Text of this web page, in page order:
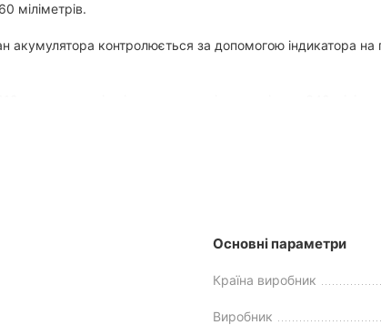
міліметрів.
контролюється за допомогою індикатора на
Основні параметри
Країна виробник
Виробник